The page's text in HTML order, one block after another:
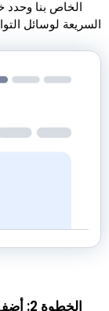
السريعة لوسائل